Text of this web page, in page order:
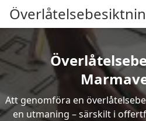
Att genomföra en
en utmaning – särskilt i